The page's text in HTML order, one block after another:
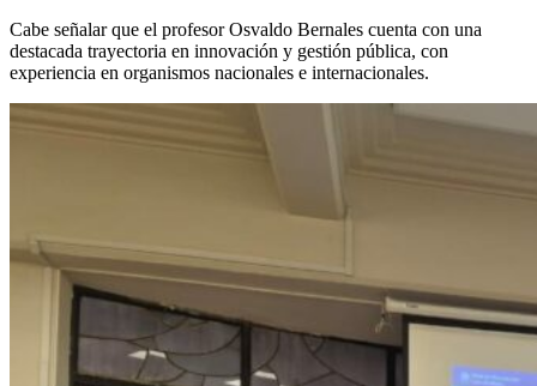
Cabe señalar que el profesor Osvaldo Bernales cuenta con una
destacada trayectoria en innovación y gestión pública, con
experiencia en organismos nacionales e internacionales.